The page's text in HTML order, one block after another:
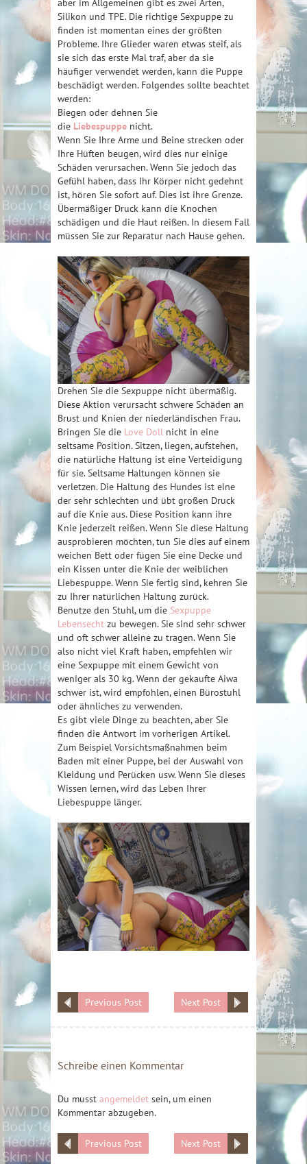
aber im Allgemeinen gibt es zwei Arten,
Silikon und TPE. Die richtige Sexpuppe zu
finden ist momentan eines der größten
Probleme. Ihre Glieder waren etwas steif, als
sie sich das erste Mal traf, aber da sie
häufiger verwendet werden, kann die Puppe
beschädigt werden. Folgendes sollte beachtet
werden:
Biegen oder dehnen Sie
die Liebespuppe nicht.
Wenn Sie Ihre Arme und Beine strecken oder
Ihre Hüften beugen, wird dies nur einige
Schäden verursachen. Wenn Sie jedoch das
Gefühl haben, dass Ihr Körper nicht gedehnt
ist, hören Sie sofort auf. Dies ist ihre Grenze.
Übermäßiger Druck kann die Knochen
schädigen und die Haut reißen. In diesem Fall
müssen Sie zur Reparatur nach Hause gehen.
Drehen Sie die Sexpuppe nicht übermäßig.
Diese Aktion verursacht schwere Schäden an
Brust und Knien der niederländischen Frau.
Bringen Sie die Love Doll nicht in eine
seltsame Position. Sitzen, liegen, aufstehen,
die natürliche Haltung ist eine Verteidigung
für sie. Seltsame Haltungen können sie
verletzen. Die Haltung des Hundes ist eine
der sehr schlechten und übt großen Druck
auf die Knie aus. Diese Position kann ihre
Knie jederzeit reißen. Wenn Sie diese Haltung
ausprobieren möchten, tun Sie dies auf einem
weichen Bett oder fügen Sie eine Decke und
ein Kissen unter die Knie der weiblichen
Liebespuppe. Wenn Sie fertig sind, kehren Sie
zu Ihrer natürlichen Haltung zurück.
Benutze den Stuhl, um die Sexpuppe
Lebensecht zu bewegen. Sie sind sehr schwer
und oft schwer alleine zu tragen. Wenn Sie
also nicht viel Kraft haben, empfehlen wir
eine Sexpuppe mit einem Gewicht von
weniger als 30 kg. Wenn der gekaufte Aiwa
schwer ist, wird empfohlen, einen Bürostuhl
oder ähnliches zu verwenden.
Es gibt viele Dinge zu beachten, aber Sie
finden die Antwort im vorherigen Artikel.
Zum Beispiel Vorsichtsmaßnahmen beim
Baden mit einer Puppe, bei der Auswahl von
Kleidung und Perücken usw. Wenn Sie dieses
Wissen lernen, wird das Leben Ihrer
Liebespuppe länger.
Previous Post Next Post
Schreibe einen Kommentar
Du musst angemeldet sein, um einen
Kommentar abzugeben.
Previous Post Next Post